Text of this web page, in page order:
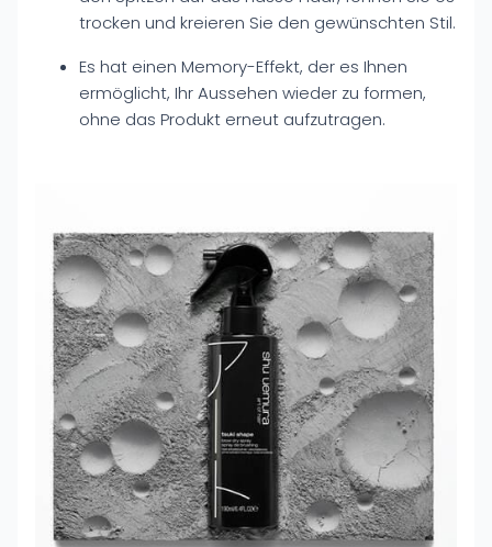
trocken und kreieren Sie den gewünschten Stil.
Es hat einen Memory-Effekt, der es Ihnen
ermöglicht, Ihr Aussehen wieder zu formen,
ohne das Produkt erneut aufzutragen.